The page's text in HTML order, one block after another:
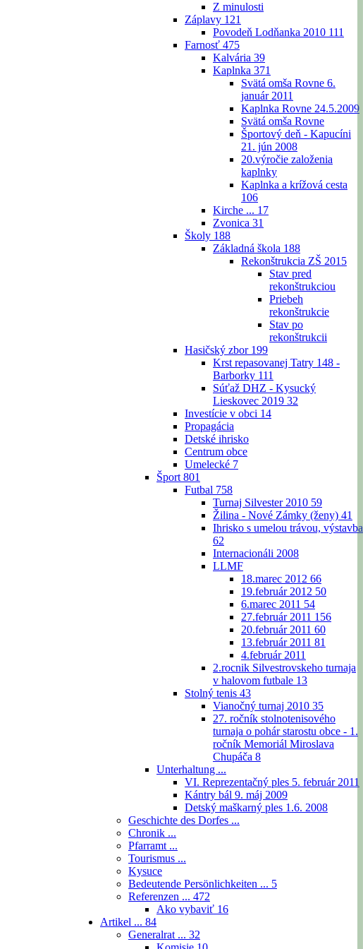
Z minulosti
Záplavy 121
Povodeň Lodňanka 2010 111
Farnosť 475
Kalvária 39
Kaplnka 371
Svätá omša Rovne 6.
január 2011
Kaplnka Rovne 24.5.2009
Svätá omša Rovne
Športový deň - Kapucíni
21. jún 2008
20.výročie založenia
kaplnky
Kaplnka a krížová cesta
106
Kirche ... 17
Zvonica 31
Školy 188
Základná škola 188
Rekonštrukcia ZŠ 2015
Stav pred
rekonštrukciou
Priebeh
rekonštrukcie
Stav po
rekonštrukcii
Hasičský zbor 199
Krst repasovanej Tatry 148 -
Barborky 111
Súťaž DHZ - Kysucký
Lieskovec 2019 32
Investície v obci 14
Propagácia
Detské ihrisko
Centrum obce
Umelecké 7
Šport 801
Futbal 758
Turnaj Silvester 2010 59
Žilina - Nové Zámky (ženy) 41
Ihrisko s umelou trávou, výstavba
62
Internacionáli 2008
LLMF
18.marec 2012 66
19.február 2012 50
6.marec 2011 54
27.február 2011 156
20.február 2011 60
13.február 2011 81
4.február 2011
2.rocnik Silvestrovskeho turnaja
v halovom futbale 13
Stolný tenis 43
Vianočný turnaj 2010 35
27. ročník stolnotenisového
turnaja o pohár starostu obce - 1.
ročník Memoriál Miroslava
Chupáča 8
Unterhaltung ...
VI. Reprezentačný ples 5. február 2011
Kántry bál 9. máj 2009
Detský maškarný ples 1.6. 2008
Geschichte des Dorfes ...
Chronik ...
Pfarramt ...
Tourismus ...
Kysuce
Bedeutende Persönlichkeiten ... 5
Referenzen ... 472
Ako vybaviť 16
Artikel ... 84
Generalrat ... 32